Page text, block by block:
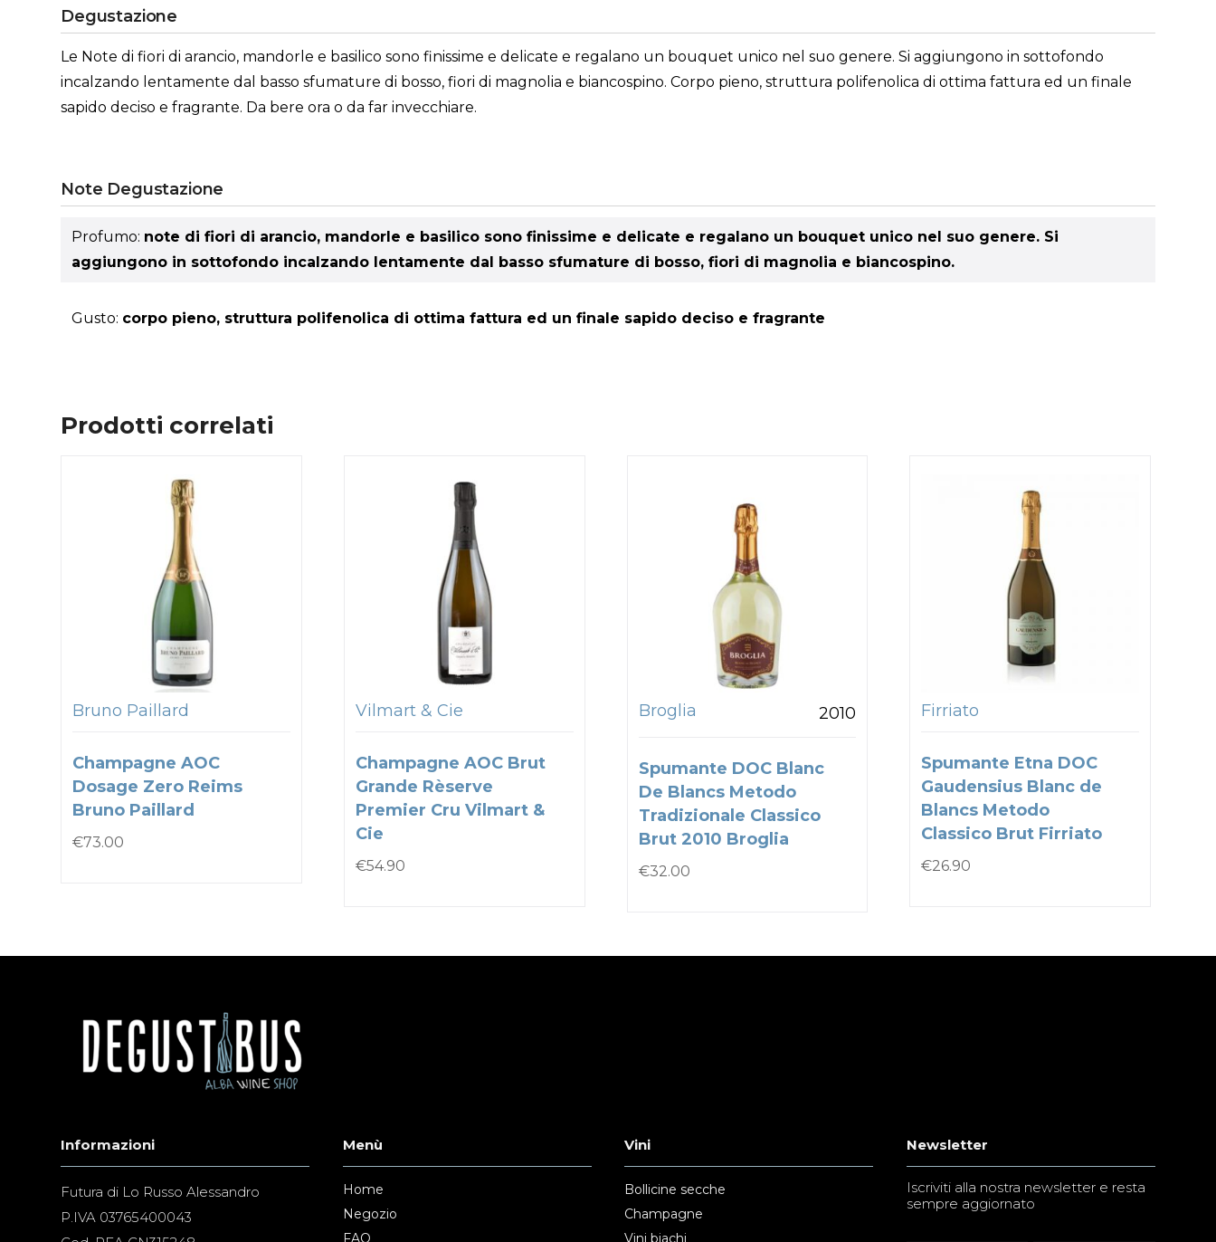
Degustazione
Le Note di fiori di arancio, mandorle e basilico sono finissime e delicate e regalano un bouquet unico nel suo genere. Si aggiungono in sottofondo
incalzando lentamente dal basso sfumature di bosso, fiori di magnolia e biancospino. Corpo pieno, struttura polifenolica di ottima fattura ed un finale
sapido deciso e fragrante. Da bere ora o da far invecchiare.
Note Degustazione
Profumo: note di fiori di arancio, mandorle e basilico sono finissime e delicate e regalano un bouquet unico nel suo genere. Si
aggiungono in sottofondo incalzando lentamente dal basso sfumature di bosso, fiori di magnolia e biancospino.
Gusto: corpo pieno, struttura polifenolica di ottima fattura ed un finale sapido deciso e fragrante
Prodotti correlati
Bruno Paillard
Champagne AOC
Dosage Zero Reims
Bruno Paillard
€73.00
Vilmart & Cie
Champagne AOC Brut
Grande Rèserve
Premier Cru Vilmart &
Cie
€54.90
Broglia 2010
Spumante DOC Blanc
De Blancs Metodo
Tradizionale Classico
Brut 2010 Broglia
€32.00
Firriato
Spumante Etna DOC
Gaudensius Blanc de
Blancs Metodo
Classico Brut Firriato
€26.90
Informazioni
Futura di Lo Russo Alessandro
P.IVA 03765400043
Menù
Home
Negozio
FAQ
Vini
Bollicine secche
Champagne
Vini biachi
Newsletter
Iscriviti alla nostra newsletter e resta
sempre aggiornato